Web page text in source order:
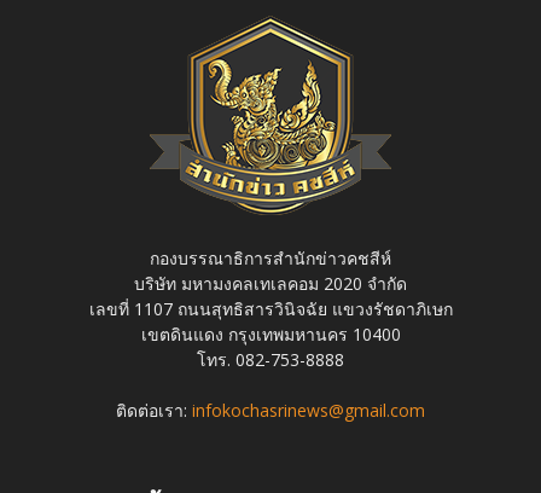
กองบรรณาธิการสำนักข่าวคชสีห์
บริษัท มหามงคลเทเลคอม 2020 จำกัด
เลขที่ 1107 ถนนสุทธิสารวินิจฉัย แขวงรัชดาภิเษก
เขตดินแดง กรุงเทพมหานคร 10400
โทร. 082-753-8888
ติดต่อเรา: infokochasrinews@gmail.com